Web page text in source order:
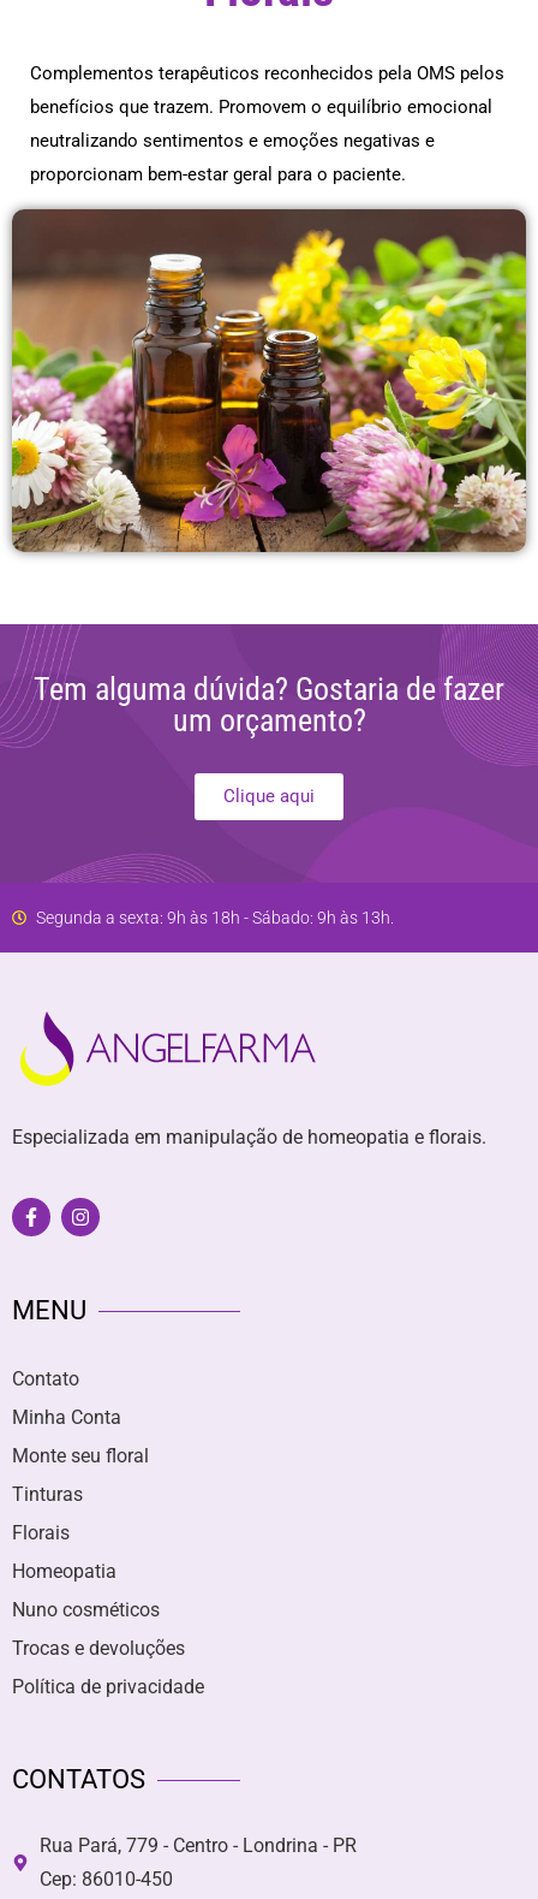
Complementos terapêuticos reconhecidos pela OMS pelos
benefícios que trazem. Promovem o equilíbrio emocional
neutralizando sentimentos e emoções negativas e
proporcionam bem-estar geral para o paciente.
Tem alguma dúvida? Gostaria de fazer
um orçamento?
Clique aqui
Segunda a sexta: 9h às 18h - Sábado: 9h às 13h.
Especializada em manipulação de homeopatia e florais.
MENU
Contato
Minha Conta
Monte seu floral
Tinturas
Florais
Homeopatia
Nuno cosméticos
Trocas e devoluções
Política de privacidade
CONTATOS
Rua Pará, 779 - Centro - Londrina - PR
Cep: 86010-450